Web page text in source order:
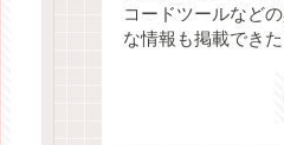
コードツールなど
な情報も掲載できた